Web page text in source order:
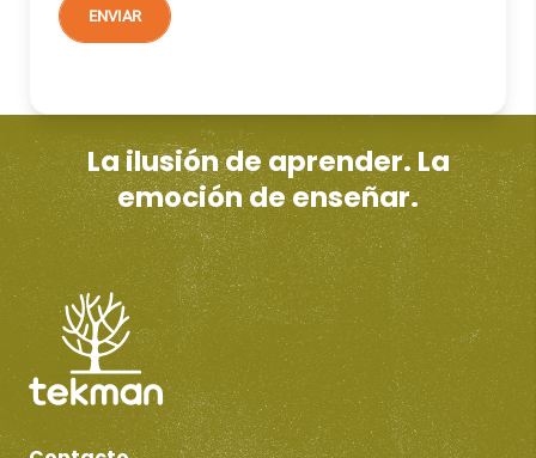
La ilusión de aprender. La
emoción de enseñar.